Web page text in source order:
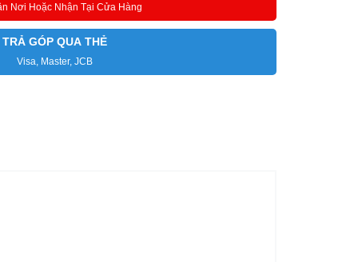
Nơi Hoặc Nhận Tại Cửa Hàng
TRẢ GÓP QUA THẺ
Visa, Master, JCB